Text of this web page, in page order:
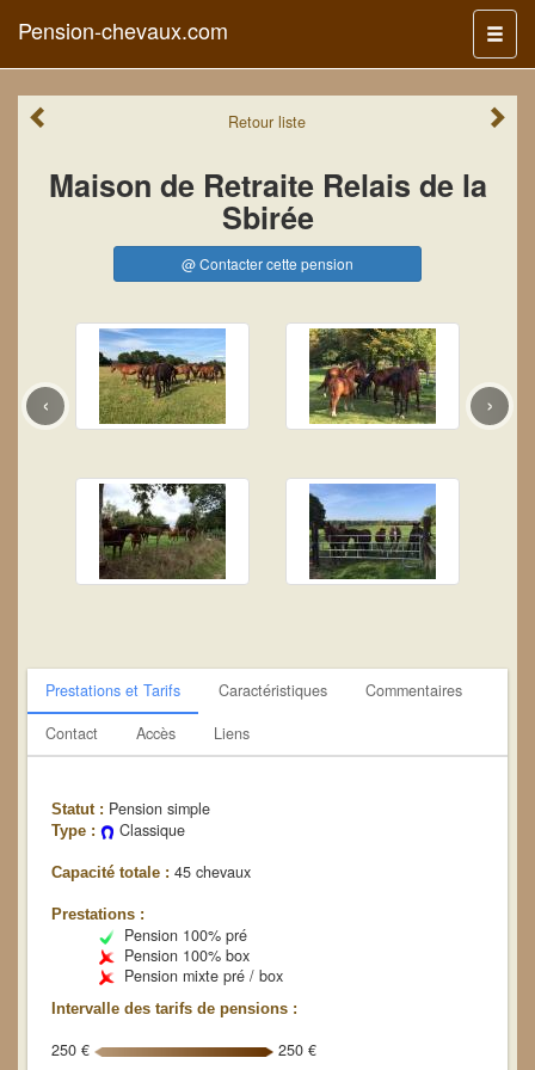
Menu
Pension-chevaux.com
Retourliste
Maison de Retraite Relais de la
Sbirée
@ Contacter cette pension
‹ ›
Prestations et Tarifs Caractéristiques
Commentaires
Contact
Accès Liens
Statut : Pension simple
Type : Classique
Capacité totale : 45 chevaux
Prestations :
Pension 100% pré
Pension 100% box
Pension mixte pré / box
Intervalle des tarifs de pensions :
250 € 250 €